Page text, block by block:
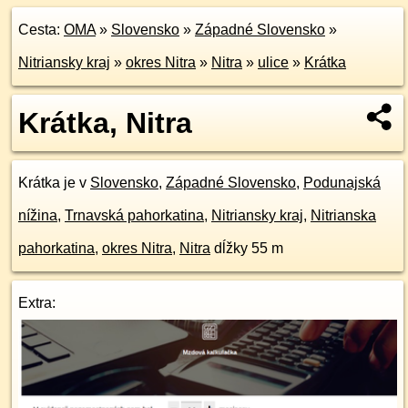
Cesta: OMA» Slovensko » Západné Slovensko »
Nitriansky kraj » okres Nitra » Nitra » ulice » Krátka
Krátka, Nitra
Krátka je v Slovensko, Západné Slovensko, Podunajská
nížina, Trnavská pahorkatina, Nitriansky kraj, Nitrianska
pahorkatina, okres Nitra, Nitra dĺžky 55 m
Extra: